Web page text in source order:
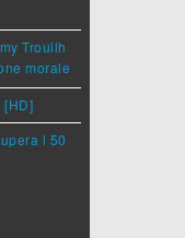
Trouilh
morale
[HD]
i 50